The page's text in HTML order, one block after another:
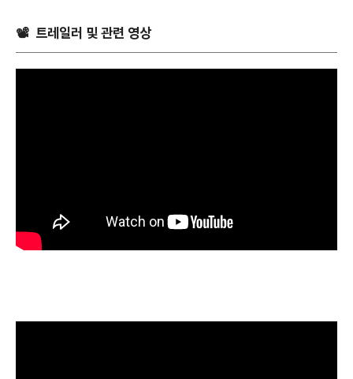
📽 트레일러 및 관련 영상